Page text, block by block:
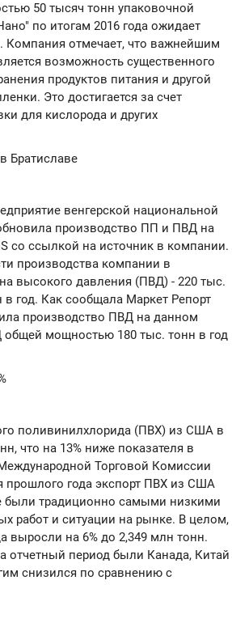
50 тысяч тонн упаковочной
по итогам 2016 года ожидает
Компания отмечает, что важнейшим
возможность существенного
продуктов питания и другой
Это достигается за счет
для кислорода и других
Братиславе
венгерской национальной
производство ПП и ПВД на
со ссылкой на источник в компании.
производства компании в
высокого давления (ПВД) - 220 тыс.
год. Как сообщала Маркет Репорт
производство ПВД на данном
общей мощностью 180 тыс. тонн в год
поливинилхлорида (ПВХ) из США в
что на 13% ниже показателя в
Торговой Комиссии
прошлого года экспорт ПВХ из США
были традиционно самыми низкими
работ и ситуации на рынке. В целом,
выросли на 6% до 2,349 млн тонн.
период были Канада, Китай
снизился по сравнению с